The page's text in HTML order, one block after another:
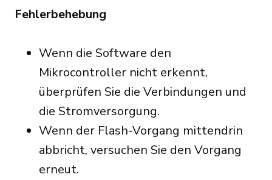
Fehlerbehebung
Wenn die Software den
Mikrocontroller nicht erkennt,
überprüfen Sie die Verbindungen und
die Stromversorgung.
Wenn der Flash-Vorgang mittendrin
abbricht, versuchen Sie den Vorgang
erneut.